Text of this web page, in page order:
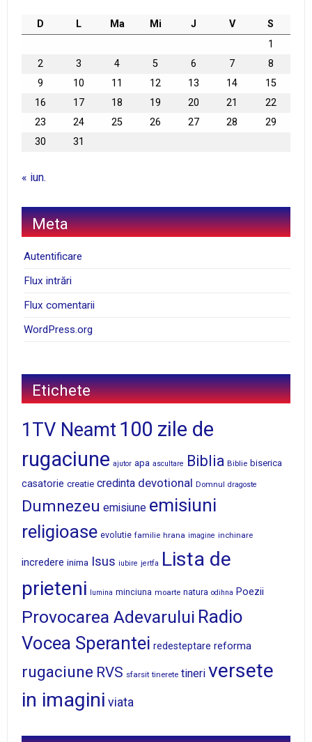
D L Ma Mi J V
S
1
2
3 4 5 6 7
8
9
10 11 12 13 14
15
16
17 18 19 20 21
22
23
24 25 26 27 28
29
30
31
« iun.
Meta
Autentificare
Flux intrări
Flux comentarii
WordPress.org
Etichete
1TV Neamt 100 zile de
rugaciune ajutor apa ascultare Biblia Biblie biserica
casatorie creatie credinta devotional Domnul dragoste
Dumnezeu emisiune emisiuni
religioase evolutie familie hrana imagine inchinare
incredere inima Isus iubire jertfa Lista de
prieteni
lumina minciuna moarte natura odihna Poezii
Provocarea Adevarului Radio
Vocea Sperantei redesteptare reforma
rugaciune RVS sfarsit tinerete tineri versete
in imagini viata